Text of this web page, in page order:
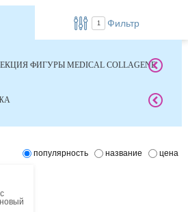
1 Фильтр
ФИГУРЫ MEDICAL COLLAGENE
популярность название цена